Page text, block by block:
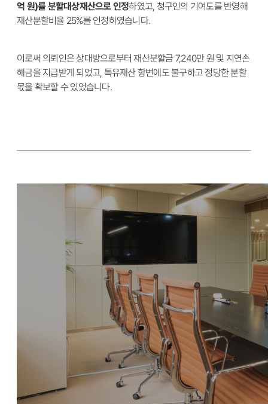
억 원)를 분할대상재산으로 인정하였고, 청구인의 기여도를 반영해
재산분할비율 25%를 인정하였습니다.
이로써 의뢰인은 상대방으로부터 재산분할금 7,240만 원 및 지연손
해금을 지급받게 되었고, 특유재산 항변에도 불구하고 정당한 분할
몫을 확보할 수 있었습니다.